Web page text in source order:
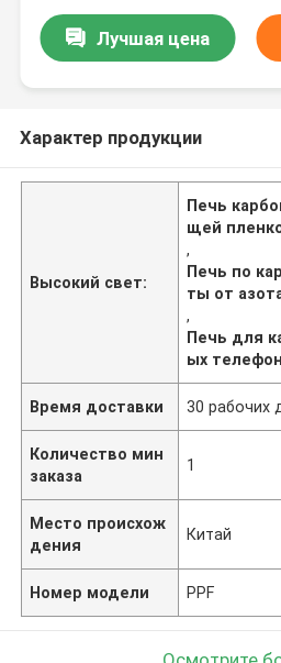
Лучшая цена
Характер продукции
Высокий свет:
Печь
щей
,
Печь по
ты от
,
Печь для
ых
Время доставки 30 рабочих
Количество мин
заказа
1
Место происхож
дения
Китай
Номер модели PPF